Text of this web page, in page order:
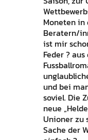
Moneten in
Beratern/
ist mir
Feder ?
und bei
soviel. Die
neue
Unioner zu
Sache der